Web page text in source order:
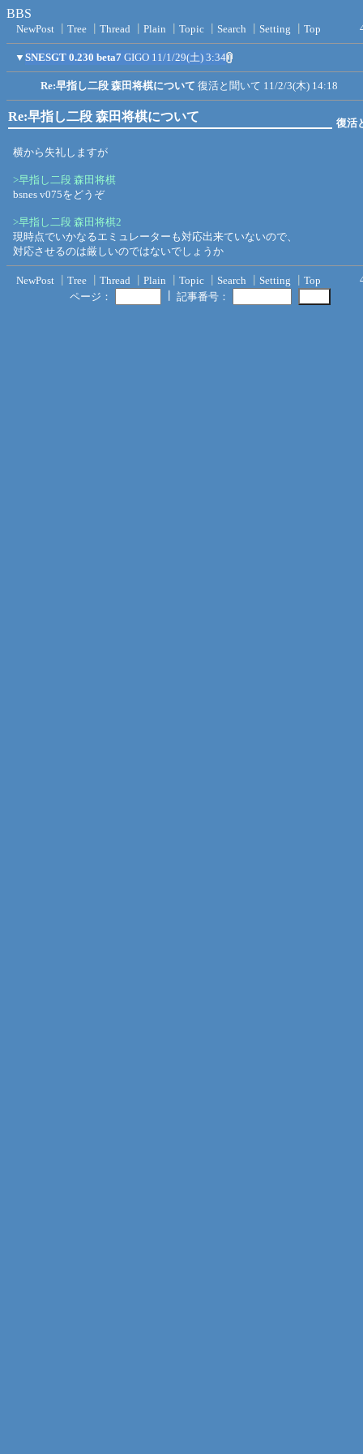
BBS
NewPost Tree Thread Plain Topic Search Setting Top
▼ SNESGT 0.230 beta7 GIGO 11/1/29(土) 3:34
Re:早指し二段 森田将棋について 復活と聞いて 11/2/3(木) 14:18
Re:早指し二段 森田将棋について 復活
横から失礼しますが
>早指し二段 森田将棋
bsnes v075をどうぞ
>早指し二段 森田将棋2
現時点でいかなるエミュレーターも対応出来ていないので、
対応させるのは厳しいのではないでしょうか
NewPost Tree Thread Plain Topic Search Setting Top
ページ：
記事番号：